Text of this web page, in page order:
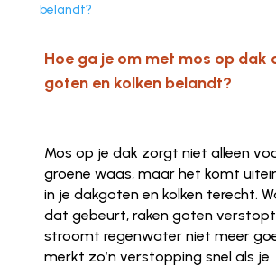
Hoe ga je om met mos op dak
goten en kolken belandt?
Mos op je dak zorgt niet alleen
groene waas, maar het komt
in je dakgoten en kolken terecht.
dat gebeurt, raken goten
stroomt regenwater niet meer
merkt zo’n verstopping snel als je